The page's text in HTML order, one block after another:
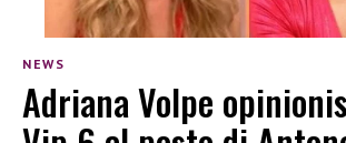
NEWS
Adriana Volpe